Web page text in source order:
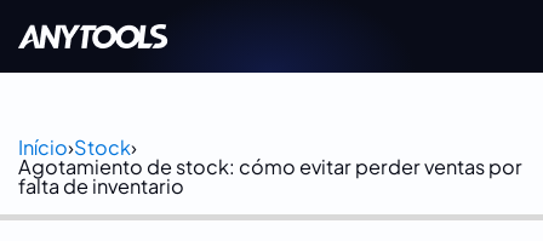
Início›Stock›
Agotamiento de stock: cómo evitar perder ventas por
falta de inventario